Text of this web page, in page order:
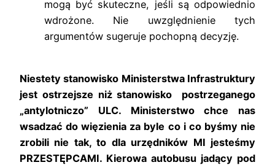
mogą być skuteczne, jeśli są odpowiednio
wdrożone. Nie uwzględnienie tych
argumentów sugeruje pochopną decyzję.
Niestety stanowisko Ministerstwa Infrastruktury
jest ostrzejsze niż stanowisko postrzeganego
„antylotniczo” ULC. Ministerstwo chce nas
wsadzać do więzienia za byle co i co byśmy nie
zrobili nie tak, to dla urzędników MI jesteśmy
PRZESTĘPCAMI. Kierowa autobusu jadący pod